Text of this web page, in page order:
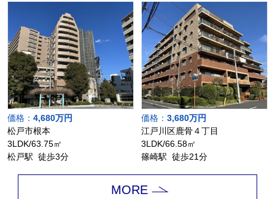
価格： 4,680万円
松戸市根本
3LDK/63.75㎡
松戸駅 徒歩3分
価格： 3,680万円
江戸川区鹿骨４丁目
3LDK/66.58㎡
篠崎駅 徒歩21分
MORE